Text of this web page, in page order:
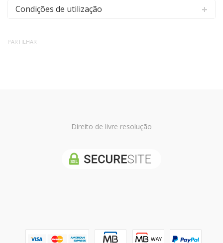
Condições de utilização
PARTILHAR
Direito de livre resolução